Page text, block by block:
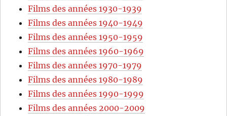
Films des années 1930-1939
Films des années 1940-1949
Films des années 1950-1959
Films des années 1960-1969
Films des années 1970-1979
Films des années 1980-1989
Films des années 1990-1999
Films des années 2000-2009